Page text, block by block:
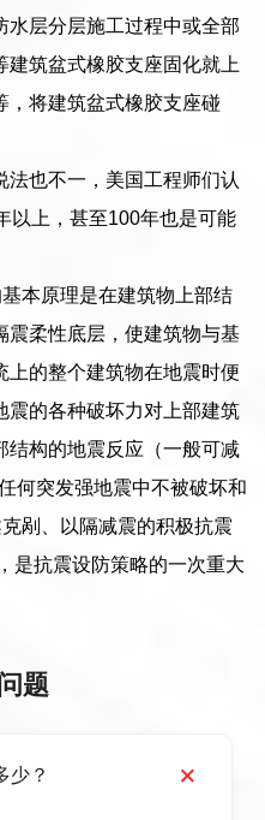
水层分层施工过程中或全部
筑盆式橡胶支座固化就上
，将建筑盆式橡胶支座碰
法也不一，美国工程师们认
以上，甚至100年也是可能
本原理是在建筑物上部结
震柔性底层，使建筑物与基
上的整个建筑物在地震时便
震的各种破坏力对上部建筑
结构的地震反应（一般可减
何突发强地震中不被破坏和
剐、以隔减震的积极抗震
是抗震设防策略的一次重大
题
少？